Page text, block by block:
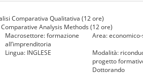
Comparativa Qualitativa (12 ore)
Comparative Analysis Methods (12 ore)
Macrosettore: formazione
all’imprenditoria
Area:
Lingua: INGLESE
Modalità:
progetto
Dottorando